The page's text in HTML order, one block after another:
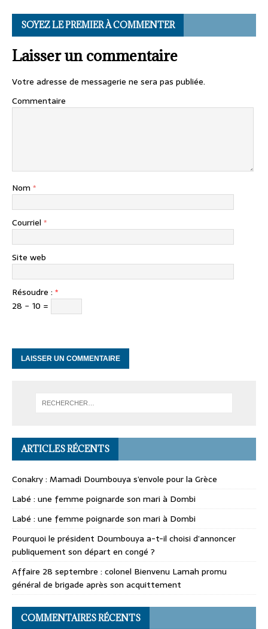
SOYEZ LE PREMIER À COMMENTER
Laisser un commentaire
Votre adresse de messagerie ne sera pas publiée.
Commentaire
Nom *
Courriel *
Site web
Résoudre : *
28 − 10 =
ARTICLES RÉCENTS
Conakry : Mamadi Doumbouya s’envole pour la Grèce
Labé : une femme poignarde son mari à Dombi
Labé : une femme poignarde son mari à Dombi
Pourquoi le président Doumbouya a-t-il choisi d’annoncer
publiquement son départ en congé ?
Affaire 28 septembre : colonel Bienvenu Lamah promu
général de brigade après son acquittement
COMMENTAIRES RÉCENTS